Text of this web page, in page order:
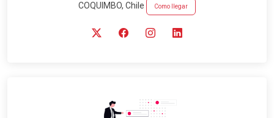
COQUIMBO, Chile
Como llegar